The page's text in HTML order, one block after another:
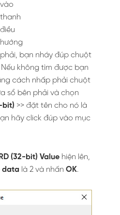
vào
thanh
điều
hướng
bạn nháy đúp chuột
Nếu không tìm được bạn
cách nhấp phải chuột
sổ bên phải và chọn
bit) >> đặt tên cho nó là
hãy click đúp vào mục
(32-bit) Value hiện lên,
data là 2 và nhấn OK.